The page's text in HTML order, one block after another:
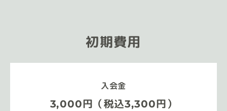
初期費用
入会金
3,000円（税込3,300円）